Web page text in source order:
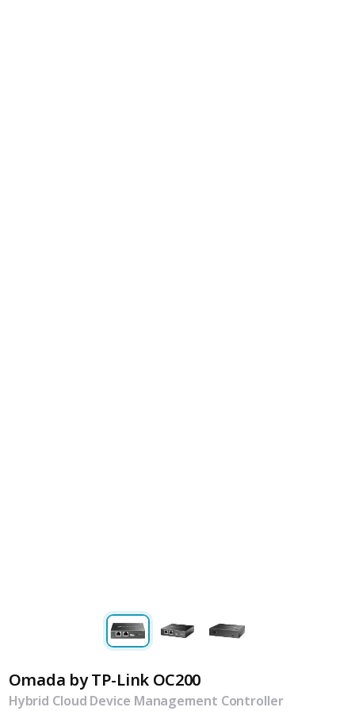
Omada by TP-Link OC200
Hybrid Cloud Device Management Controller